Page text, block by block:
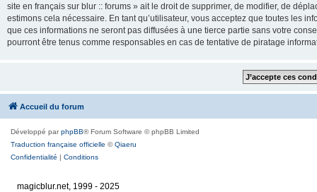
site en français sur blur :: forums » ait le droit de supprimer, de modifier, de
estimons cela nécessaire. En tant qu’utilisateur, vous acceptez que toutes les
que ces informations ne seront pas diffusées à une tierce partie sans votre
pourront être tenus comme responsables en cas de tentative de piratage
Accueil du forum
Développé parphpBB® Forum Software © phpBB Limited
Traduction française officielle ©Qiaeru
Confidentialité | Conditions
magicblur.net, 1999 - 2025